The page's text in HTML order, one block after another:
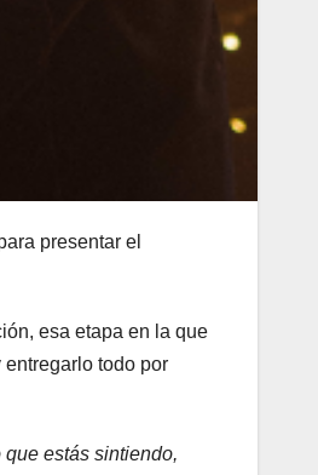
presentar el
esa etapa en la que
todo por
estás sintiendo,